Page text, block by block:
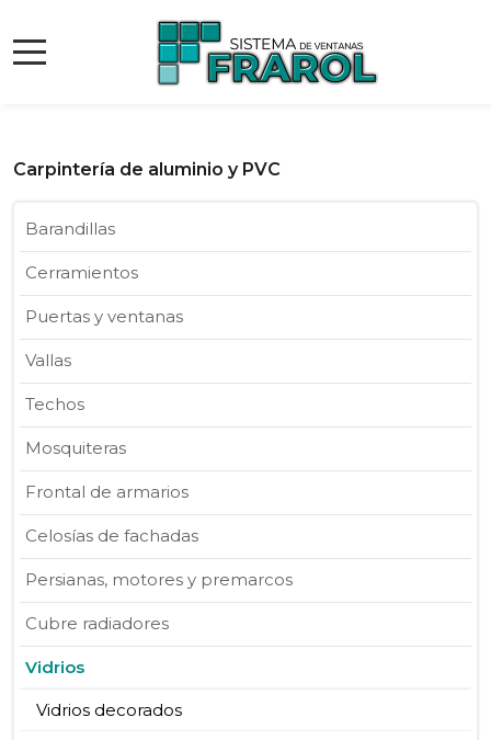
Carpintería de aluminio y PVC
Barandillas
Cerramientos
Puertas y ventanas
Vallas
Techos
Mosquiteras
Frontal de armarios
Celosías de fachadas
Persianas, motores y premarcos
Cubre radiadores
Vidrios
Vidrios decorados